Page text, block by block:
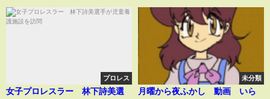
プロレス
女子プロレスラー 林下詩美選
未分類
月曜から夜ふかし 動画 いら